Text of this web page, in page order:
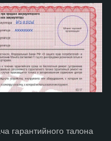
гарантийного талона